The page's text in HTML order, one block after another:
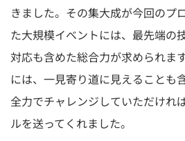
きました。その集大成が今回のプ
た大規模イベントには、最先端の
対応も含めた総合力が求められま
には、一見寄り道に見えることも
全力でチャレンジしていただけれ
ルを送ってくれました。